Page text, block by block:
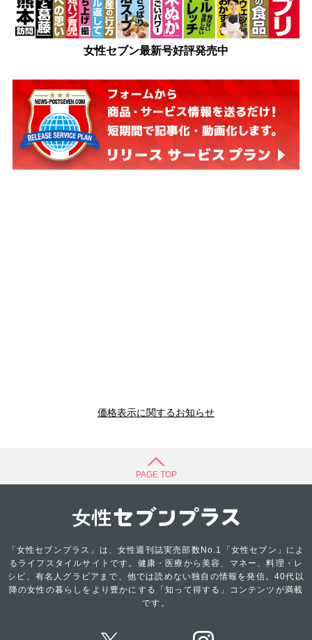
女性セブン最新号好評発売中
価格表示に関するお知らせ
PAGE TOP
「女性セブンプラス」は、女性週刊誌実売部数No.1「女性セブン」によ
るライフスタイルサイトです。健康・医療から美容、マネー、料理・レ
シピ、有名人グラビアまで、他では読めない独自の情報を発信。40代以
降の女性の暮らしをより豊かにする「知って得する」コンテンツが満載
です。